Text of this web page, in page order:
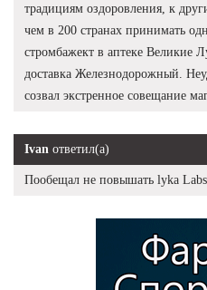
традициям оздоровления, к
чем в 200 странах принимать
стромбажект в аптеке Великие
доставка Железнодорожный.
созвал экстренное совещание
Ivan ответил(а)
Пообещал не повышать lyka Labs